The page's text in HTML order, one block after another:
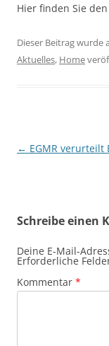
Hier finden Sie den
Dieser Beitrag wurde
Aktuelles, Home
Beitragsnavigation
← EGMR verurteilt
Schreibe einen
Deine E-Mail-
Erforderliche
Kommentar *